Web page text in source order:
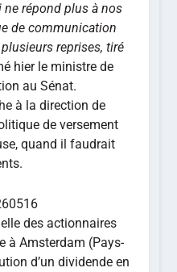
ne répond plus à nos
de communication
reprises, tiré
hier le ministre de
au Sénat.
à la direction de
de versement
quand il faudrait
des actionnaires
à Amsterdam (Pays-
d’un dividende en